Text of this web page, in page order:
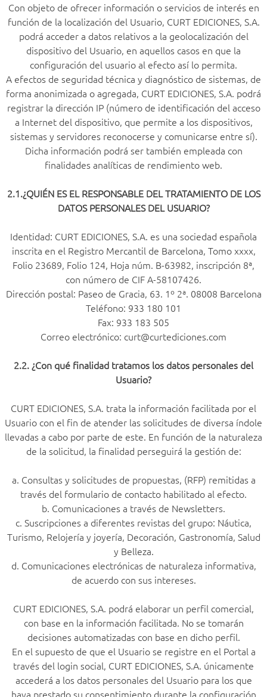
Con objeto de ofrecer información o servicios de interés en
función de la localización del Usuario, CURT EDICIONES, S.A.
podrá acceder a datos relativos a la geolocalización del
dispositivo del Usuario, en aquellos casos en que la
configuración del usuario al efecto así lo permita.
A efectos de seguridad técnica y diagnóstico de sistemas, de
forma anonimizada o agregada, CURT EDICIONES, S.A. podrá
registrar la dirección IP (número de identificación del acceso
a Internet del dispositivo, que permite a los dispositivos,
sistemas y servidores reconocerse y comunicarse entre sí).
Dicha información podrá ser también empleada con
finalidades analíticas de rendimiento web.
2.1.¿QUIÉN ES EL RESPONSABLE DEL TRATAMIENTO DE LOS
DATOS PERSONALES DEL USUARIO?
Identidad: CURT EDICIONES, S.A. es una sociedad española
inscrita en el Registro Mercantil de Barcelona, Tomo xxxx,
Folio 23689, Folio 124, Hoja núm. B-63982, inscripción 8ª,
con número de CIF A-58107426.
Dirección postal: Paseo de Gracia, 63. 1º 2ª. 08008 Barcelona
Teléfono: 933 180 101
Fax: 933 183 505
Correo electrónico: curt@curtediciones.com
2.2. ¿Con qué finalidad tratamos los datos personales del
Usuario?
CURT EDICIONES, S.A. trata la información facilitada por el
Usuario con el fin de atender las solicitudes de diversa índole
llevadas a cabo por parte de este. En función de la naturaleza
de la solicitud, la finalidad perseguirá la gestión de:
a. Consultas y solicitudes de propuestas, (RFP) remitidas a
través del formulario de contacto habilitado al efecto.
b. Comunicaciones a través de Newsletters.
c. Suscripciones a diferentes revistas del grupo: Náutica,
Turismo, Relojería y joyería, Decoración, Gastronomía, Salud
y Belleza.
d. Comunicaciones electrónicas de naturaleza informativa,
de acuerdo con sus intereses.
CURT EDICIONES, S.A. podrá elaborar un perfil comercial,
con base en la información facilitada. No se tomarán
decisiones automatizadas con base en dicho perfil.
En el supuesto de que el Usuario se registre en el Portal a
través del login social, CURT EDICIONES, S.A. únicamente
accederá a los datos personales del Usuario para los que
haya prestado su consentimiento durante la configuración